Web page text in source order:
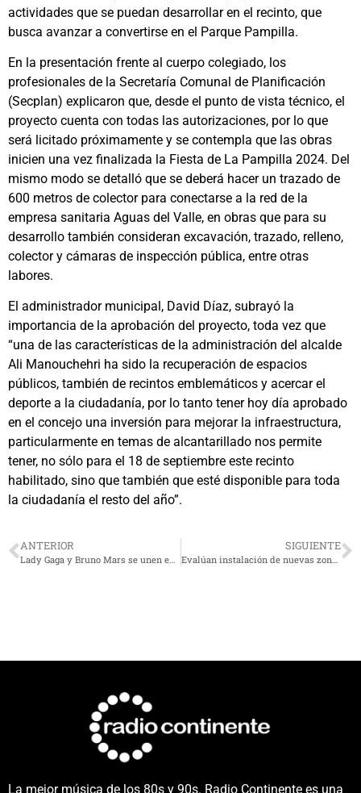
actividades que se puedan desarrollar en el recinto, que
busca avanzar a convertirse en el Parque Pampilla.
En la presentación frente al cuerpo colegiado, los
profesionales de la Secretaría Comunal de Planificación
(Secplan) explicaron que, desde el punto de vista técnico, el
proyecto cuenta con todas las autorizaciones, por lo que
será licitado próximamente y se contempla que las obras
inicien una vez finalizada la Fiesta de La Pampilla 2024. Del
mismo modo se detalló que se deberá hacer un trazado de
600 metros de colector para conectarse a la red de la
empresa sanitaria Aguas del Valle, en obras que para su
desarrollo también consideran excavación, trazado, relleno,
colector y cámaras de inspección pública, entre otras
labores.
El administrador municipal, David Díaz, subrayó la
importancia de la aprobación del proyecto, toda vez que
“una de las características de la administración del alcalde
Ali Manouchehri ha sido la recuperación de espacios
públicos, también de recintos emblemáticos y acercar el
deporte a la ciudadanía, por lo tanto tener hoy día aprobado
en el concejo una inversión para mejorar la infraestructura,
particularmente en temas de alcantarillado nos permite
tener, no sólo para el 18 de septiembre este recinto
habilitado, sino que también que esté disponible para toda
la ciudadanía el resto del año”.
ANTERIOR SIGUIENTE
La mejor música de los 80s y 90s. Radio Continente es una